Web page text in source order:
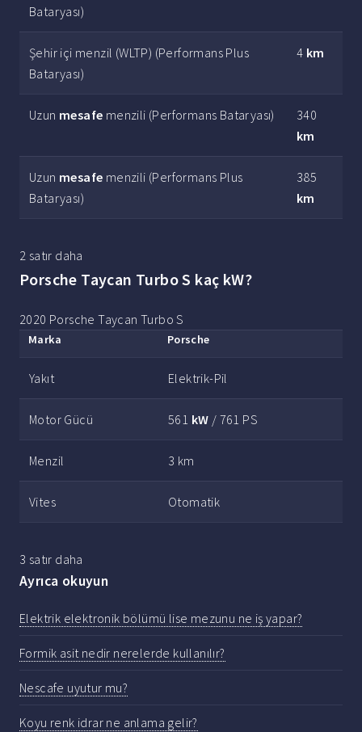
Bataryası)
Şehir içi menzil (WLTP) (Performans Plus
Bataryası)
4 km
Uzun mesafe menzili (Performans Bataryası)
340
km
Uzun mesafe menzili (Performans Plus
Bataryası)
385
km
2 satır daha
Porsche Taycan Turbo S kaç kW?
2020 Porsche Taycan Turbo S
Marka Porsche
Yakıt Elektrik-Pil
Motor Gücü 561 kW / 761 PS
Menzil 3 km
Vites Otomatik
3 satır daha
Ayrıca okuyun
Elektrik elektronik bölümü lise mezunu ne iş yapar?
Formik asit nedir nerelerde kullanılır?
Nescafe uyutur mu?
Koyu renk idrar ne anlama gelir?